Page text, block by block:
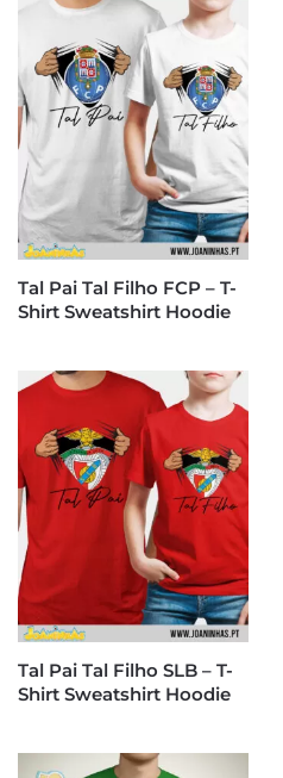
Tal Pai Tal Filho FCP – T-
Shirt Sweatshirt Hoodie
Tal Pai Tal Filho SLB – T-
Shirt Sweatshirt Hoodie